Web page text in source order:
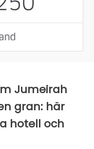
Jumeirah
gran: här
hotell och